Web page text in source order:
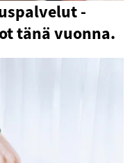
-
tänä vuonna.